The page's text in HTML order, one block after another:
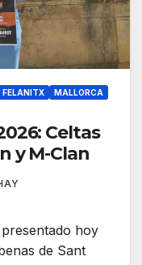
FELANITX
MALLORCA
Celtas
y M-Clan
hoy
de Sant